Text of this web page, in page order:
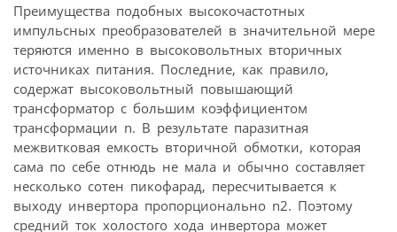
Преимущества подобных высокочастотных
импульсных преобразователей в значительной мере
теряются именно в высоковольтных вторичных
источниках питания. Последние, как правило,
содержат высоковольтный повышающий
трансформатор с большим коэффициентом
трансформации n. В результате паразитная
межвитковая емкость вторичной обмотки, которая
сама по себе отнюдь не мала и обычно составляет
несколько сотен пикофарад, пересчитывается к
выходу инвертора пропорционально n2. Поэтому
средний ток холостого хода инвертора может